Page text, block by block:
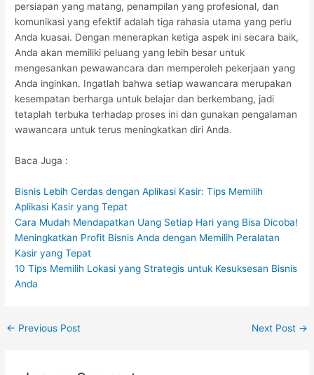
persiapan yang matang, penampilan yang profesional, dan
komunikasi yang efektif adalah tiga rahasia utama yang perlu
Anda kuasai. Dengan menerapkan ketiga aspek ini secara baik,
Anda akan memiliki peluang yang lebih besar untuk
mengesankan pewawancara dan memperoleh pekerjaan yang
Anda inginkan. Ingatlah bahwa setiap wawancara merupakan
kesempatan berharga untuk belajar dan berkembang, jadi
tetaplah terbuka terhadap proses ini dan gunakan pengalaman
wawancara untuk terus meningkatkan diri Anda.
Baca Juga :
Bisnis Lebih Cerdas dengan Aplikasi Kasir: Tips Memilih
Aplikasi Kasir yang Tepat
Cara Mudah Mendapatkan Uang Setiap Hari yang Bisa Dicoba!
Meningkatkan Profit Bisnis Anda dengan Memilih Peralatan
Kasir yang Tepat
10 Tips Memilih Lokasi yang Strategis untuk Kesuksesan Bisnis
Anda
← Previous Post Next Post →